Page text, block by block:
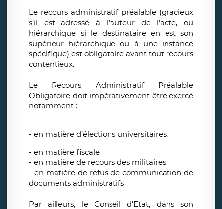
Le recours administratif préalable (gracieux
s’il est adressé à l’auteur de l’acte, ou
hiérarchique si le destinataire en est son
supérieur hiérarchique ou à une instance
spécifique) est obligatoire avant tout recours
contentieux.
Le Recours Administratif Préalable
Obligatoire doit impérativement être exercé
notamment :
- en matière d’élections universitaires,
- en matière fiscale
- en matière de recours des militaires
- en matière de refus de communication de
documents administratifs
Par ailleurs, le Conseil d’Etat, dans son